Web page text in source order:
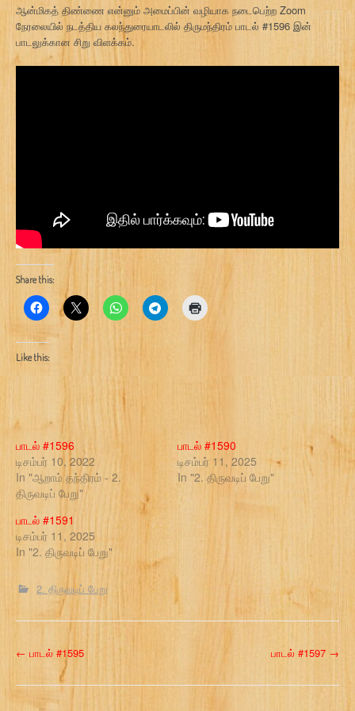
ஆன்மிகத் திண்ணை என்னும் அமைப்பின் வழியாக நடைபெற்ற Zoom
நேரலையில் நடத்திய கலந்துரையாடலில் திருமந்திரம் பாடல் #1596 இன்
பாடலுக்கான சிறு விளக்கம்.
Share this:
Like this:
பாடல் #1596
டிசம்பர் 10, 2022
In "ஆறாம் தந்திரம் - 2.
திருவடிப் பேறு"
பாடல் #1590
டிசம்பர் 11, 2025
In "2. திருவடிப் பேறு"
பாடல் #1591
டிசம்பர் 11, 2025
In "2. திருவடிப் பேறு"
2. திருவடிப் பேறு
P
o
← பாடல் #1595 பாடல் #1597 →